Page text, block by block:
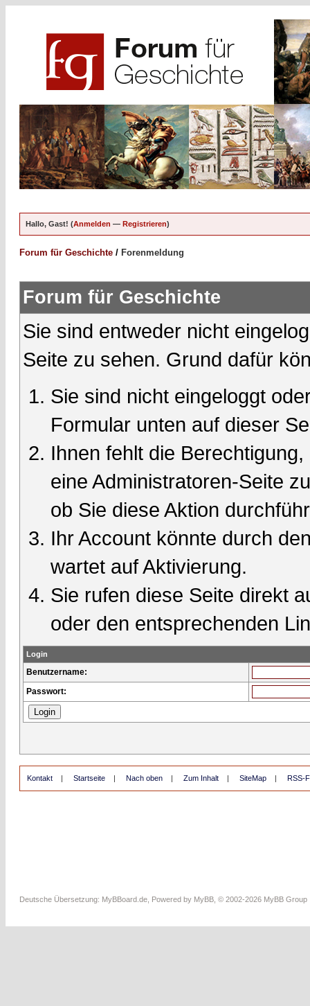
Hallo, Gast! (Anmelden — Registrieren)
Forum für Geschichte / Forenmeldung
Forum für Geschichte
Sie sind entweder nicht
Seite zu sehen. Grund dafür
Sie sind nicht eingeloggt
Formular unten auf dieser
Ihnen fehlt die
eine Administratoren-Seite
ob Sie diese Aktion
Ihr Account könnte durch
wartet auf Aktivierung.
Sie rufen diese Seite direkt
oder den entsprechenden
Login
Benutzername:
Passwort:
Kontakt | Startseite | Nach oben | Zum Inhalt | SiteMap | RSS-
Deutsche Übersetzung: MyBBoard.de , Powered by MyBB , © 2002-2026 MyBB Group